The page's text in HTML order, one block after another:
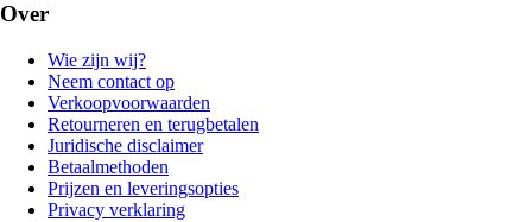
Over
Wie zijn wij?
Neem contact op
Verkoopvoorwaarden
Retourneren en terugbetalen
Juridische disclaimer
Betaalmethoden
Prijzen en leveringsopties
Privacy verklaring